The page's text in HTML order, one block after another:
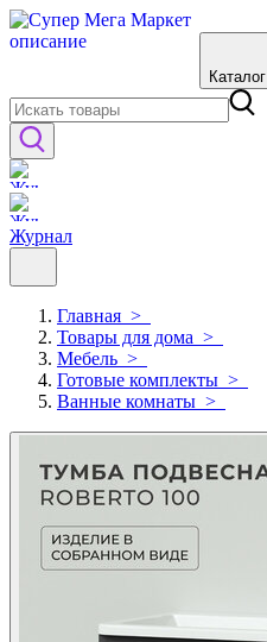
Каталог
Журнал
Главная >
Товары для дома >
Мебель >
Готовые комплекты >
Ванные комнаты >